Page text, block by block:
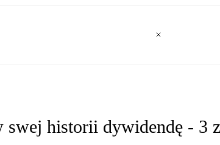
historii dywidendę - 3